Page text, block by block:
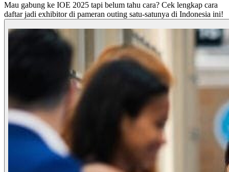
Mau gabung ke IOE 2025 tapi belum tahu cara? Cek lengkap cara
daftar jadi exhibitor di pameran outing satu-satunya di Indonesia ini!